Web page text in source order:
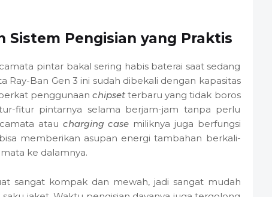
Sistem Pengisian yang Praktis
pintar bakal sering habis baterai saat sedang
Ray-Ban Gen 3 ini sudah dibekali dengan kapasitas
penggunaan chipsetterbaru yang tidak boros
fitur pintarnya selama berjam-jam tanpa perlu
atau charging case miliknya juga berfungsi
memberikan asupan energi tambahan berkali-
ke dalamnya.
sangat kompak dan mewah, jadi sangat mudah